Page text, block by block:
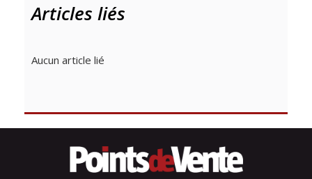
Articles liés
Aucun article lié